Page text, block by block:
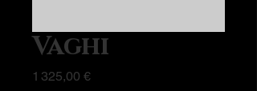
Vaghi
1 325,00 €Prix